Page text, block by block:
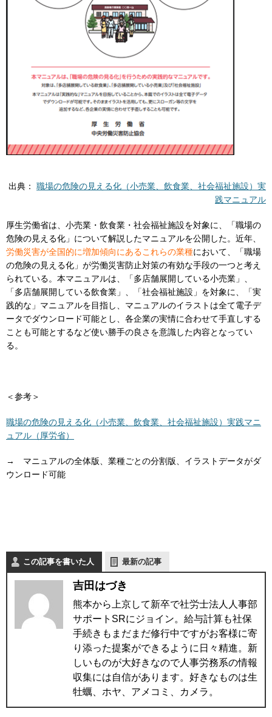
出典： 職場の危険の見える化（小売業、飲食業、社会福祉施設）実
践マニュアル
厚生労働省は、小売業・飲食業・社会福祉施設を対象に、「職場の
危険の見える化」について解説したマニュアルを公開した。近年、
労働災害が全国的に増加傾向にあるこれらの業種において、「職場
の危険の見える化」が労働災害防止対策の有効な手段の一つと考え
られている。本マニュアルは、「多店舗展開している小売業」、
「多店舗展開している飲食業」、「社会福祉施設」を対象に、「実
践的な」マニュアルを目指し、マニュアルのイラストは全て電子デ
ータでダウンロード可能とし、各企業の実情に合わせて手直しする
ことも可能とするなど使い勝手の良さを意識した内容となってい
る。
＜参考＞
職場の危険の見える化（小売業、飲食業、社会福祉施設）実践マニ
ュアル（厚労省）
→ マニュアルの全体版、業種ごとの分割版、イラストデータがダ
ウンロード可能
この記事を書いた人 最新の記事
吉田はづき
熊本から上京して新卒で社労士法人人事部
サポートSRにジョイン。給与計算も社保
手続きもまだまだ修行中ですがお客様に寄
り添った提案ができるように日々精進。新
しいものが大好きなので人事労務系の情報
収集には自信があります。好きなものは生
牡蠣、ホヤ、アメコミ、カメラ。